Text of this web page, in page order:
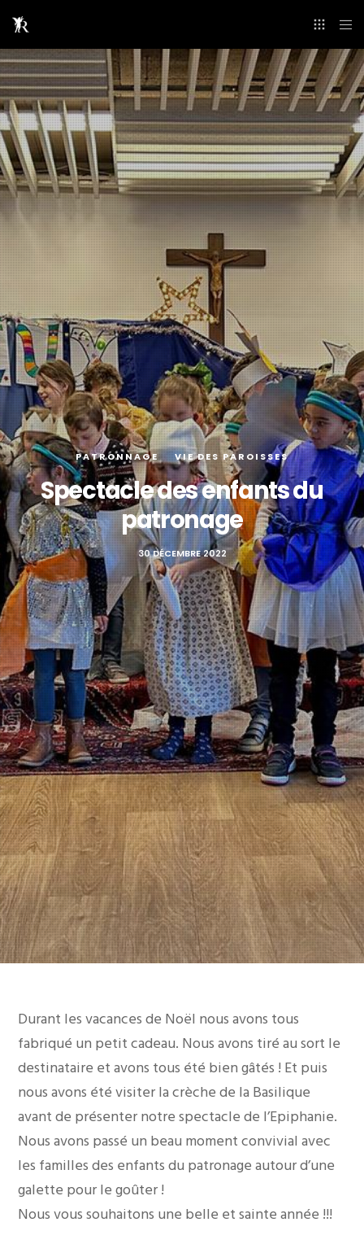
PATRONNAGE VIE DES PAROISSES
Spectacle des enfants du
patronage
30 DÉCEMBRE 2022
Durant les vacances de Noël nous avons tous
fabriqué un petit cadeau. Nous avons tiré au sort le
destinataire et avons tous été bien gâtés ! Et puis
nous avons été visiter la crèche de la Basilique
avant de présenter notre spectacle de l’Epiphanie.
Nous avons passé un beau moment convivial avec
les familles des enfants du patronage autour d’une
galette pour le goûter !
Nous vous souhaitons une belle et sainte année !!!